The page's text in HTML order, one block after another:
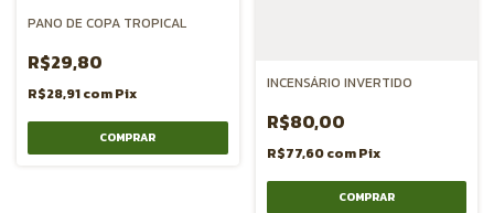
PANO DE COPA TROPICAL
R$29,80
R$28,91comPix
INCENSÁRIO INVERTIDO
R$80,00
R$77,60comPix